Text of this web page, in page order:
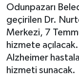
Odunpazarı
geçirilen Dr.
Merkezi, 7
hizmete
Alzheimer
hizmeti sunacak.
Tüm
Son Dakika
Haber Arşivi